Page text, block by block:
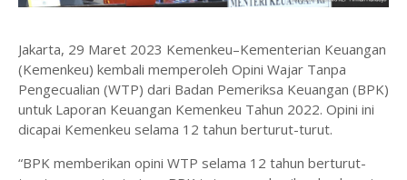
Jakarta, 29 Maret 2023 Kemenkeu–Kementerian Keuangan
(Kemenkeu) kembali memperoleh Opini Wajar Tanpa
Pengecualian (WTP) dari Badan Pemeriksa Keuangan (BPK)
untuk Laporan Keuangan Kemenkeu Tahun 2022. Opini ini
dicapai Kemenkeu selama 12 tahun berturut-turut.
“BPK memberikan opini WTP selama 12 tahun berturut-